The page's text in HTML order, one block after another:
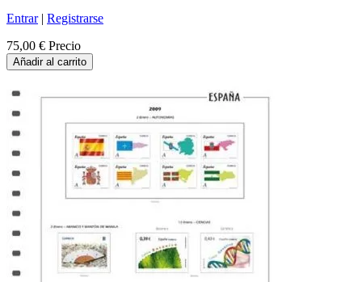
Entrar| Registrarse
75,00 € Precio
Añadir al carrito